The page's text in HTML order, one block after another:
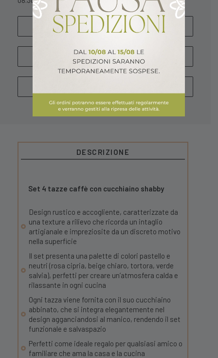
SCRIVICI
WHATSAPP
DESCRIZIONE
Set 4 tazze caffè con cucchiaino shabby
Design rustico e accogliente, caratterizzate da
una texture a rilievo che ricorda un intaglio
artigianale e impreziosite da un discreto motivo
nella superficie
Il set presenta una palette di colori pastello e
neutri (rosa cipria, beige chiaro, tortora, verde
salvia), perfetti per creare un’atmosfera calda e
rilassante in ogni cucina
Ogni tazza viene fornita con il suo cucchiaino
abbinato, che si integra elegantemente nel
design agganciandosi al manico, rendendo il set
funzionale e salvaspazio
Perfetti come ideale regalo per qualsiasi amico o
familiare che ama la casa e la cucina